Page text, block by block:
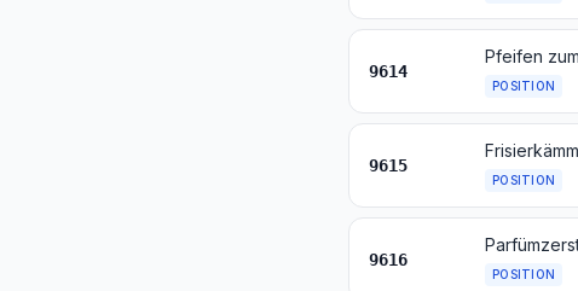
9614
POSITION
9615
POSITION
9616
POSITION